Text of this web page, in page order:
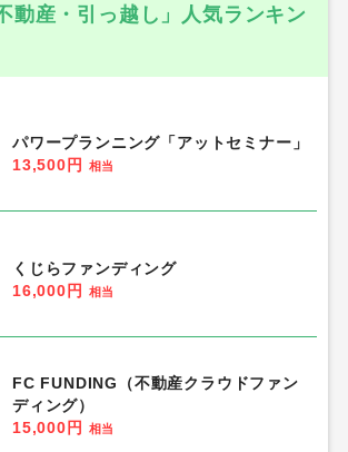
動産・引っ越し」人気ランキン
パワープランニング「アットセミナー」
13,500円
相当
くじらファンディング
16,000円
相当
FC FUNDING（不動産クラウドファン
ディング）
15,000円
相当